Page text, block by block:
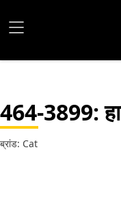
464-3899:
ब्रांड: Cat